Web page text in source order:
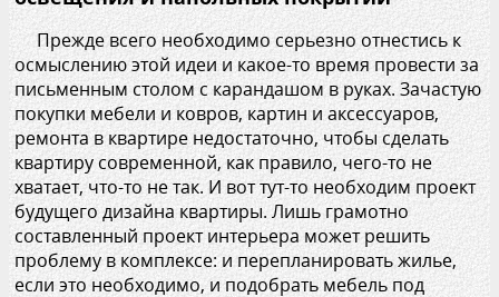
Прежде всего необходимо серьезно отнестись к
осмыслению этой идеи и какое-то время провести за
письменным столом с карандашом в руках. Зачастую
покупки мебели и ковров, картин и аксессуаров,
ремонта в квартире недостаточно, чтобы сделать
квартиру современной, как правило, чего-то не
хватает, что-то не так. И вот тут-то необходим проект
будущего дизайна квартиры. Лишь грамотно
составленный проект интерьера может решить
проблему в комплексе: и перепланировать жилье,
если это необходимо, и подобрать мебель под